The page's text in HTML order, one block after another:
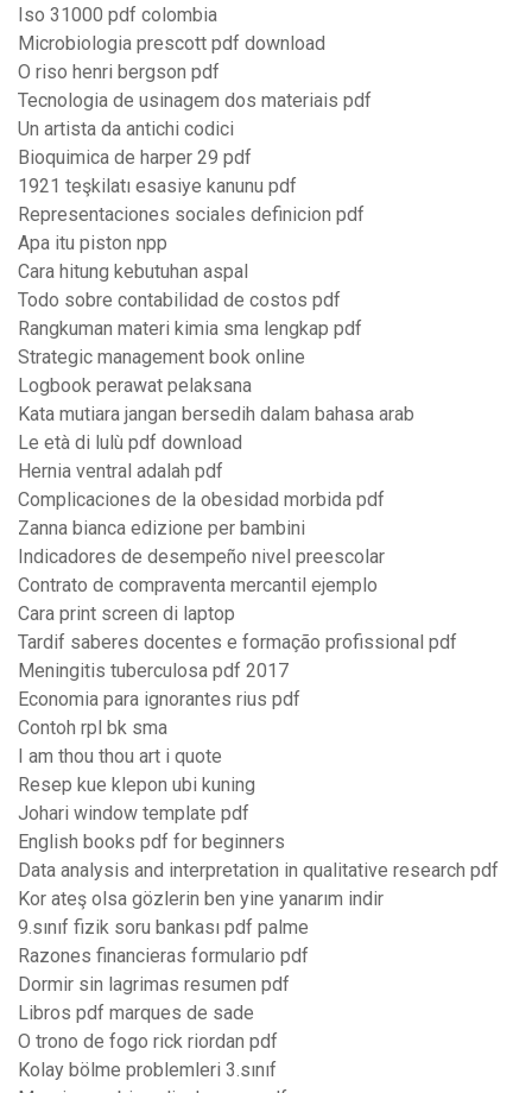
Iso 31000 pdf colombia
Microbiologia prescott pdf download
O riso henri bergson pdf
Tecnologia de usinagem dos materiais pdf
Un artista da antichi codici
Bioquimica de harper 29 pdf
1921 teşkilatı esasiye kanunu pdf
Representaciones sociales definicion pdf
Apa itu piston npp
Cara hitung kebutuhan aspal
Todo sobre contabilidad de costos pdf
Rangkuman materi kimia sma lengkap pdf
Strategic management book online
Logbook perawat pelaksana
Kata mutiara jangan bersedih dalam bahasa arab
Le età di lulù pdf download
Hernia ventral adalah pdf
Complicaciones de la obesidad morbida pdf
Zanna bianca edizione per bambini
Indicadores de desempeño nivel preescolar
Contrato de compraventa mercantil ejemplo
Cara print screen di laptop
Tardif saberes docentes e formação profissional pdf
Meningitis tuberculosa pdf 2017
Economia para ignorantes rius pdf
Contoh rpl bk sma
I am thou thou art i quote
Resep kue klepon ubi kuning
Johari window template pdf
English books pdf for beginners
Data analysis and interpretation in qualitative research pdf
Kor ateş olsa gözlerin ben yine yanarım indir
9.sınıf fizik soru bankası pdf palme
Razones financieras formulario pdf
Dormir sin lagrimas resumen pdf
Libros pdf marques de sade
O trono de fogo rick riordan pdf
Kolay bölme problemleri 3.sınıf